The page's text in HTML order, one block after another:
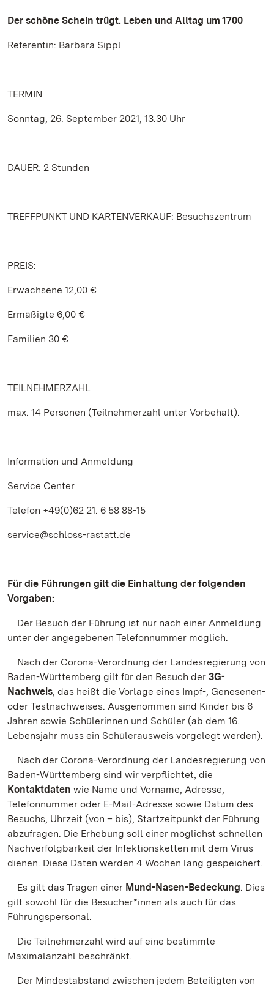
Der schöne Schein trügt. Leben und Alltag um 1700
Referentin: Barbara Sippl
TERMIN
Sonntag, 26. September 2021, 13.30 Uhr
DAUER: 2 Stunden
TREFFPUNKT UND KARTENVERKAUF: Besuchszentrum
PREIS:
Erwachsene 12,00 €
Ermäßigte 6,00 €
Familien 30 €
TEILNEHMERZAHL
max. 14 Personen (Teilnehmerzahl unter Vorbehalt).
Information und Anmeldung
Service Center
Telefon +49(0)62 21. 6 58 88-15
service@schloss-rastatt.de
Für die Führungen gilt die Einhaltung der folgenden
Vorgaben:
Der Besuch der Führung ist nur nach einer Anmeldung
unter der angegebenen Telefonnummer möglich.
Nach der Corona-Verordnung der Landesregierung von
Baden-Württemberg gilt für den Besuch der 3G-
Nachweis, das heißt die Vorlage eines Impf-, Genesenen-
oder Testnachweises. Ausgenommen sind Kinder bis 6
Jahren sowie Schülerinnen und Schüler (ab dem 16.
Lebensjahr muss ein Schülerausweis vorgelegt werden).
Nach der Corona-Verordnung der Landesregierung von
Baden-Württemberg sind wir verpflichtet, die
Kontaktdaten wie Name und Vorname, Adresse,
Telefonnummer oder E-Mail-Adresse sowie Datum des
Besuchs, Uhrzeit (von – bis), Startzeitpunkt der Führung
abzufragen. Die Erhebung soll einer möglichst schnellen
Nachverfolgbarkeit der Infektionsketten mit dem Virus
dienen. Diese Daten werden 4 Wochen lang gespeichert.
Es gilt das Tragen einer Mund-Nasen-Bedeckung. Dies
gilt sowohl für die Besucher*innen als auch für das
Führungspersonal.
Die Teilnehmerzahl wird auf eine bestimmte
Maximalanzahl beschränkt.
Der Mindestabstand zwischen jedem Beteiligten von